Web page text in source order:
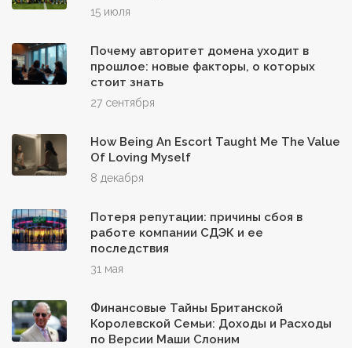
15 июля
Почему авторитет домена уходит в
прошлое: новые факторы, о которых
стоит знать
27 сентября
How Being An Escort Taught Me The Value
Of Loving Myself
8 декабря
Потеря репутации: причины сбоя в
работе компании СДЭК и ее
последствия
31 мая
Финансовые Тайны Британской
Королевской Семьи: Доходы и Расходы
по Версии Маши Слоним